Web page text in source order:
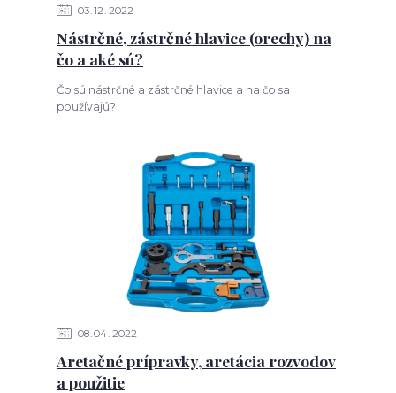
03 12 2022
Nástrčné, zástrčné hlavice (orechy) na
čo a aké sú?
Čo sú nástrčné a zástrčné hlavice a na čo sa
používajú?
08 04 2022
Aretačné prípravky, aretácia rozvodov
a použitie